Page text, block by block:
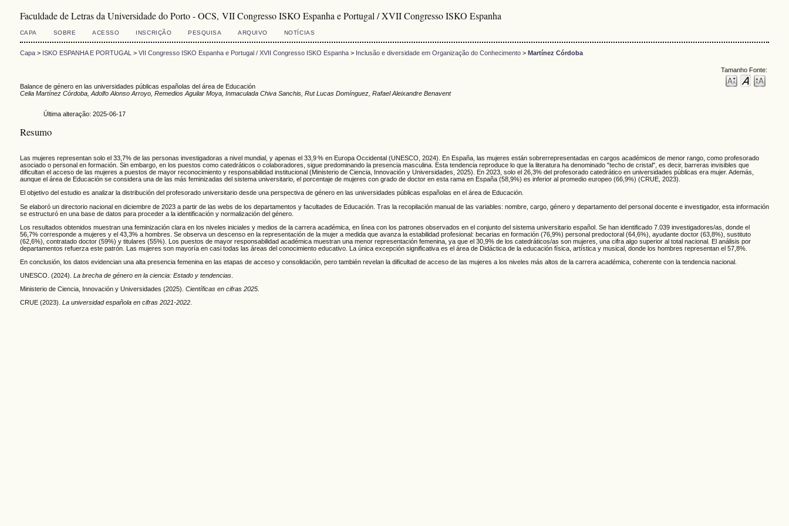
Faculdade de Letras da Universidade do Porto - OCS, VII Congresso ISKO Espanha e Portugal / XVII Congresso ISKO Espanha
CAPA SOBRE ACESSO INSCRIÇÃO PESQUISA ARQUIVO NOTÍCIAS
Capa> ISKO ESPANHA E PORTUGAL > VII Congresso ISKO Espanha e Portugal / XVII Congresso ISKO Espanha> Inclusão e diversidade em Organização do Conhecimento> Martínez Córdoba
Tamanho Fonte:
Balance de género en las universidades públicas españolas del área de Educación
Celia Martínez Córdoba, Adolfo Alonso Arroyo, Remedios Aguilar Moya, Inmaculada Chiva Sanchis, Rut Lucas Domínguez, Rafael Aleixandre Benavent
Última alteração: 2025-06-17
Resumo
Las mujeres representan solo el 33,7% de las personas investigadoras a nivel mundial, y apenas el 33,9 % en Europa Occidental (UNESCO, 2024). En España, las mujeres están sobrerrepresentadas en cargos académicos de menor rango, como profesorado
asociado o personal en formación. Sin embargo, en los puestos como catedráticos o colaboradores, sigue predominando la presencia masculina. Esta tendencia reproduce lo que la literatura ha denominado "techo de cristal", es decir, barreras invisibles que
dificultan el acceso de las mujeres a puestos de mayor reconocimiento y responsabilidad institucional (Ministerio de Ciencia, Innovación y Universidades, 2025). En 2023, solo el 26,3% del profesorado catedrático en universidades públicas era mujer. Además,
aunque el área de Educación se considera una de las más feminizadas del sistema universitario, el porcentaje de mujeres con grado de doctor en esta rama en España (58,9%) es inferior al promedio europeo (66,9%) (CRUE, 2023).
El objetivo del estudio es analizar la distribución del profesorado universitario desde una perspectiva de género en las universidades públicas españolas en el área de Educación.
Se elaboró un directorio nacional en diciembre de 2023 a partir de las webs de los departamentos y facultades de Educación. Tras la recopilación manual de las variables: nombre, cargo, género y departamento del personal docente e investigador, esta información
se estructuró en una base de datos para proceder a la identificación y normalización del género.
Los resultados obtenidos muestran una feminización clara en los niveles iniciales y medios de la carrera académica, en línea con los patrones observados en el conjunto del sistema universitario español. Se han identificado 7.039 investigadores/as, donde el
56,7% corresponde a mujeres y el 43,3% a hombres. Se observa un descenso en la representación de la mujer a medida que avanza la estabilidad profesional: becarias en formación (76,9%) personal predoctoral (64,6%), ayudante doctor (63,8%), sustituto
(62,6%), contratado doctor (59%) y titulares (55%). Los puestos de mayor responsabilidad académica muestran una menor representación femenina, ya que el 30,9% de los catedráticos/as son mujeres, una cifra algo superior al total nacional. El análisis por
departamentos refuerza este patrón. Las mujeres son mayoría en casi todas las áreas del conocimiento educativo. La única excepción significativa es el área de Didáctica de la educación física, artística y musical, donde los hombres representan el 57,8%.
En conclusión, los datos evidencian una alta presencia femenina en las etapas de acceso y consolidación, pero también revelan la dificultad de acceso de las mujeres a los niveles más altos de la carrera académica, coherente con la tendencia nacional.
UNESCO. (2024). La brecha de género en la ciencia: Estado y tendencias.
Ministerio de Ciencia, Innovación y Universidades (2025). Científicas en cifras 2025.
CRUE (2023). La universidad española en cifras 2021-2022.